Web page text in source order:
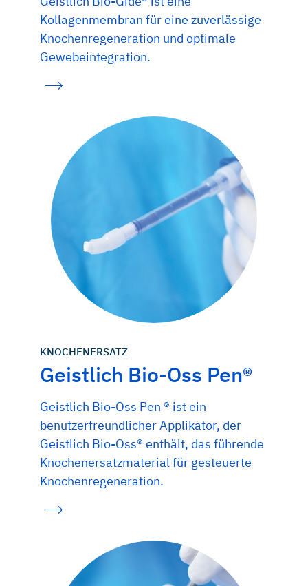
Kollagenmembran für eine zuverlässige
Knochenregeneration und optimale
Gewebeintegration.
KNOCHENERSATZ
Geistlich Bio-Oss Pen®
Geistlich Bio-Oss Pen ® ist ein
benutzerfreundlicher Applikator, der
Geistlich Bio-Oss® enthält, das führende
Knochenersatzmaterial für gesteuerte
Knochenregeneration.